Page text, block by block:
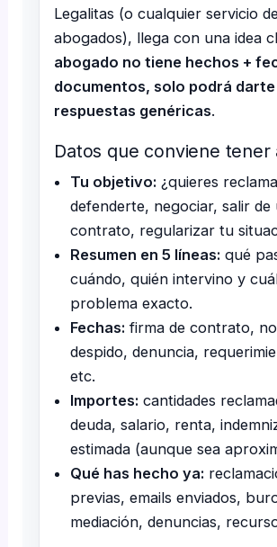
Legalitas (o cualquier servicio
abogados), llega con una idea
abogado no tiene hechos +
documentos, solo podrá darte
respuestas genéricas.
Datos que conviene tener
Tu objetivo: ¿quieres
defenderte, negociar, salir de
contrato, regularizar tu
Resumen en 5 líneas: qué
cuándo, quién intervino y
problema exacto.
Fechas: firma de contrato,
despido, denuncia,
etc.
Importes: cantidades
deuda, salario, renta,
estimada (aunque sea
Qué has hecho ya:
previas, emails enviados,
mediación, denuncias,